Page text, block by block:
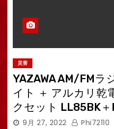
災害
YAZAWA AM/FMラ
イト ＋ アルカリ乾
クセット LL85BK
9月 27, 2022 Phi72110